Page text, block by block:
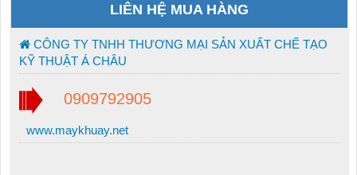
LIÊN HỆ MUA HÀNG
CÔNG TY TNHH THƯƠNG MẠI SẢN XUẤT CHẾ TẠO
KỸ THUẬT Á CHÂU
0909792905
www.maykhuay.net